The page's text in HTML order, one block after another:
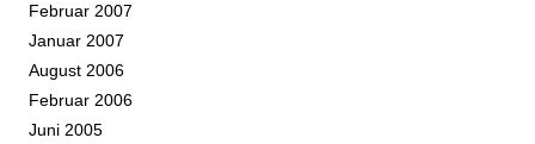
Februar 2007
Januar 2007
August 2006
Februar 2006
Juni 2005